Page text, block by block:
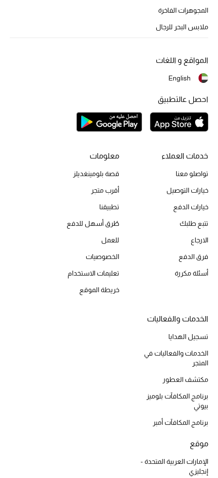
المجوهرات الفاخرة
ملابس البحر للرجال
خدمات العملاء
تواصلو معنا
خيارات التوصيل
خيارات الدفع
تتبع طلبك
الارجاع
فرق الدفع
أسئلة مكررة
معلومات
قصة بلومينغديلز
أقرب متجر
تطبيقنا
طُرق أسهل للدفع
للعمل
الخصوصيات
تعليمات الاستخدام
خريطة الموقع
الخدمات والفعاليات
تسجيل الهدايا
الخدمات والفعاليات في
المتجر
مكتشف العطور
برنامج المكافآت بلوميز
بيوتي
برنامج المكافآت أمبر
موقع
الإمارات العربية المتحدة -
إنجليزي
المواقع و اللغات
English
احصل عالتطبيق